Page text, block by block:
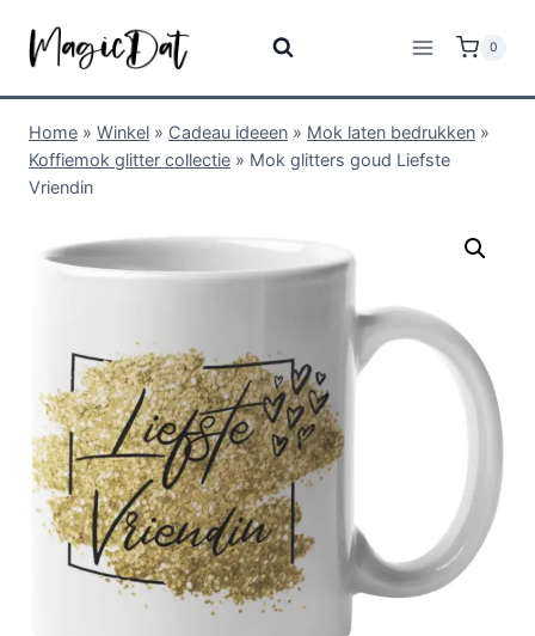
0
Home » Winkel » Cadeau ideeen » Mok laten bedrukken »
Koffiemok glitter collectie » Mok glitters goud Liefste
Vriendin